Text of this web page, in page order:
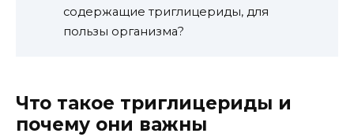
содержащие триглицериды, для
пользы организма?
Что такое триглицериды и
почему они важны